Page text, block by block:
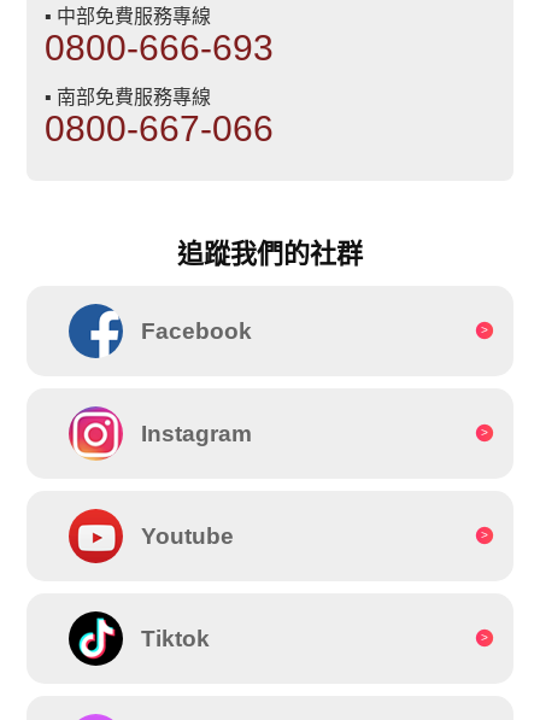
▪ 中部免費服務專線
0800-666-693
▪ 南部免費服務專線
0800-667-066
追蹤我們的社群
Facebook
Instagram
Youtube
Tiktok